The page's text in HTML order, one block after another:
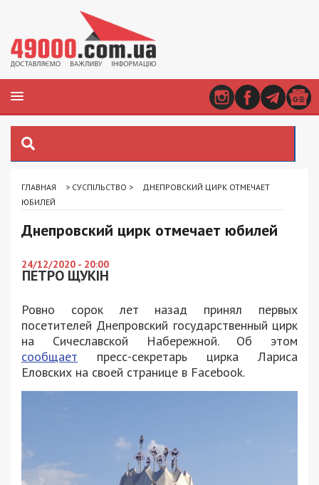
ГЛАВНАЯ > СУСПІЛЬСТВО >
ДНЕПРОВСКИЙ ЦИРК ОТМЕЧАЕТ
ЮБИЛЕЙ
Днепровский цирк отмечает юбилей
24/12/2020 - 20:00
ПЕТРО ЩУКІН
Ровно сорок лет назад принял первых
посетителей Днепровский государственный цирк
на Сичеславской Набережной. Об этом
сообщает пресс-секретарь цирка Лариса
Еловских на своей странице в Facebook.